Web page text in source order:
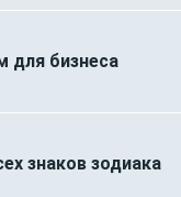
для бизнеса
знаков зодиака